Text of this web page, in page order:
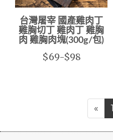
台灣屠宰 國產雞肉丁
雞胸切丁 雞肉丁 雞胸
肉 雞胸肉塊(300g/包)
$69-$98
« 1